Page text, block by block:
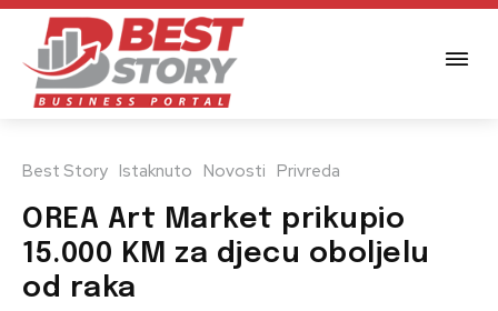
Best Story Istaknuto Novosti Privreda
OREA Art Market prikupio
15.000 KM za djecu oboljelu
od raka